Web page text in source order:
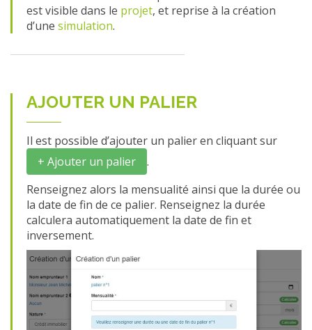
est visible dans le projet, et reprise à la création
d’une simulation.
AJOUTER UN PALIER
Il est possible d’ajouter un palier en cliquant sur
+ Ajouter un palier
.
Renseignez alors la mensualité ainsi que la durée ou
la date de fin de ce palier. Renseignez la durée
calculera automatiquement la date de fin et
inversement.